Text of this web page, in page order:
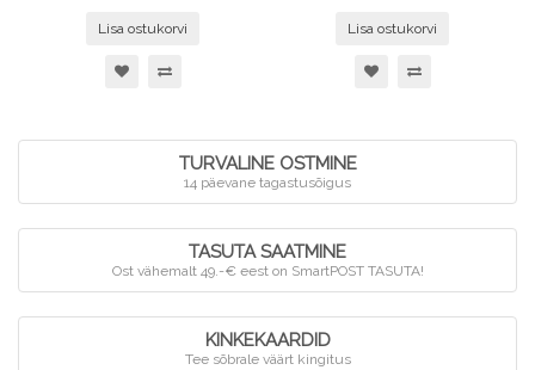
Lisa ostukorvi Lisa ostukorvi
TURVALINE OSTMINE
14 päevane tagastusõigus
TASUTA SAATMINE
Ost vähemalt 49.-€ eest on SmartPOST TASUTA!
KINKEKAARDID
Tee sõbrale väärt kingitus